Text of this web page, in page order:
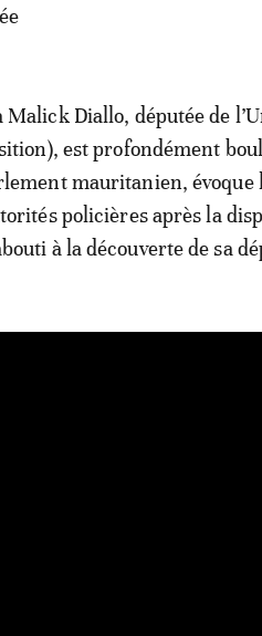
Diallo, députée de
est profondément
mauritanien,
policières après la
à la découverte de sa